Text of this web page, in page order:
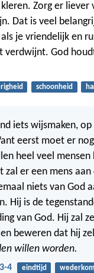
Zorg er liever
Dat is veel
je vriendelijk en
verdwijnt. God
schoonheid
iets wijsmaken,
eerst moet er
heel veel
zal er een mens
niets van God
Hij is de
van God. Hij zal
beweren dat hij
willen worden.
4 eindtijd